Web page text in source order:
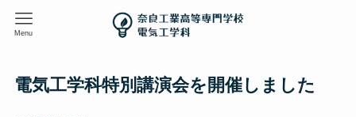
Menu
電気工学科特別講演会を開催しました